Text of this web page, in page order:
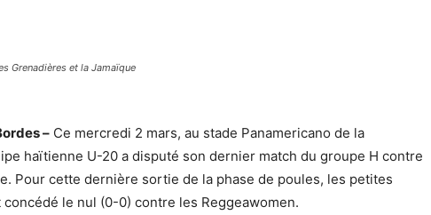
Grenadières et la Jamaïque
– Ce mercredi 2 mars, au stade Panamericano de la
haïtienne U-20 a disputé son dernier match du groupe H contre
Pour cette dernière sortie de la phase de poules, les petites
le nul (0-0) contre les Reggeawomen.